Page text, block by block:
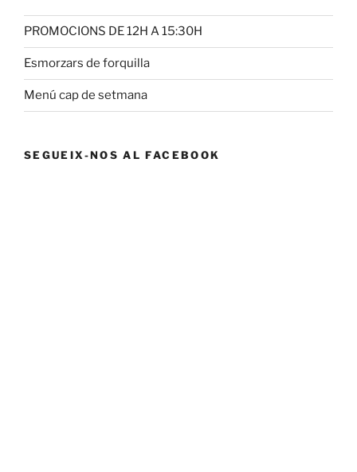
PROMOCIONS DE 12H A 15:30H
Esmorzars de forquilla
Menú cap de setmana
SEGUEIX-NOS AL FACEBOOK